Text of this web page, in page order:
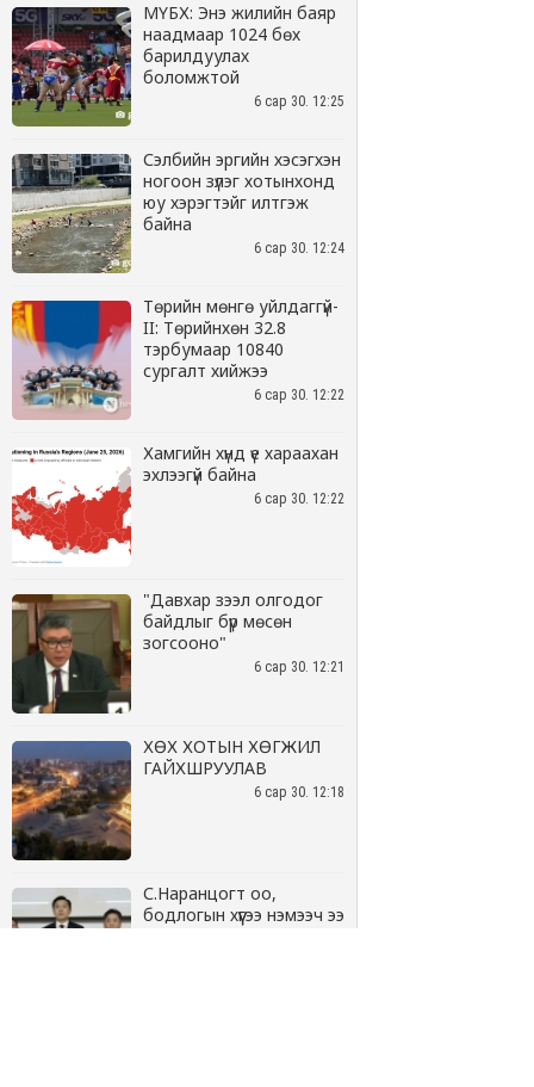
МҮБХ: Энэ жилийн баяр
наадмаар 1024 бөх
барилдуулах
боломжтой
6 сар 30. 12:25
Сэлбийн эргийн хэсэгхэн
ногоон зүлэг хотынхонд
юу хэрэгтэйг илтгэж
байна
6 сар 30. 12:24
Төрийн мөнгө уйлдаггүй-
II: Төрийнхөн 32.8
тэрбумаар 10840
сургалт хийжээ
6 сар 30. 12:22
Хамгийн хүнд үе хараахан
эхлээгүй байна
6 сар 30. 12:22
"Давхар зээл олгодог
байдлыг бүр мөсөн
зогсооно"
6 сар 30. 12:21
ХӨХ ХОТЫН ХӨГЖИЛ
ГАЙХШРУУЛАВ
6 сар 30. 12:18
С.Наранцогт оо,
бодлогын хүүгээ нэмээч ээ